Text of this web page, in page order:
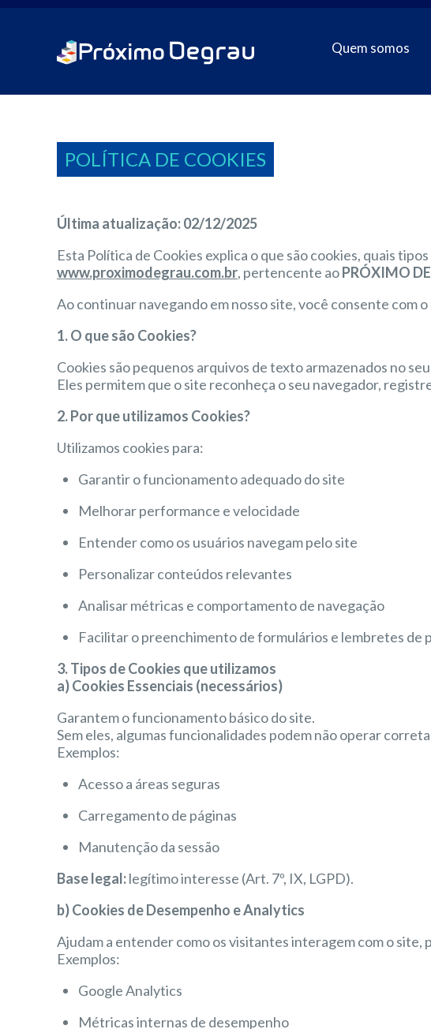
Quem somos
POLÍTICA DE COOKIES
Última atualização: 02/12/2025
Esta Política de Cookies explica o que são cookies, quais
www.proximodegrau.com.br, pertencente aoPRÓXIMO
Ao continuar navegando em nosso site, você consente com
1. O que são Cookies?
Cookies são pequenos arquivos de texto armazenados no
Eles permitem que o site reconheça o seu navegador,
2. Por que utilizamos Cookies?
Utilizamos cookies para:
Garantir o funcionamento adequado do site
Melhorar performance e velocidade
Entender como os usuários navegam pelo site
Personalizar conteúdos relevantes
Analisar métricas e comportamento de navegação
Facilitar o preenchimento de formulários e lembretes de
3. Tipos de Cookies que utilizamos
a) Cookies Essenciais (necessários)
Garantem o funcionamento básico do site.
Sem eles, algumas funcionalidades podem não operar
Exemplos:
Acesso a áreas seguras
Carregamento de páginas
Manutenção da sessão
Base legal:legítimo interesse (Art. 7º, IX, LGPD).
b) Cookies de Desempenho e Analytics
Ajudam a entender como os visitantes interagem com o
Exemplos:
Google Analytics
Métricas internas de desempenho